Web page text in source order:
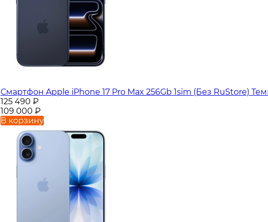
Смартфон Apple iPhone 17 Pro Max 256Gb 1sim (Без RuStore)
125 490 ₽
109 000 ₽
В корзину